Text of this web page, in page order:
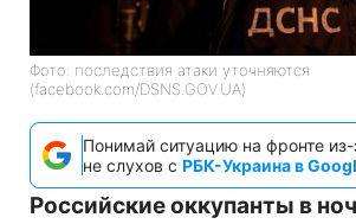
Фото: последствия атаки уточняются
(facebook.com/DSNS.GOV.UA)
Понимай ситуацию на фронте из-
не слухов с РБК-Украина в
Российские оккупанты в